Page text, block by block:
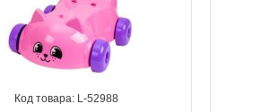
52988